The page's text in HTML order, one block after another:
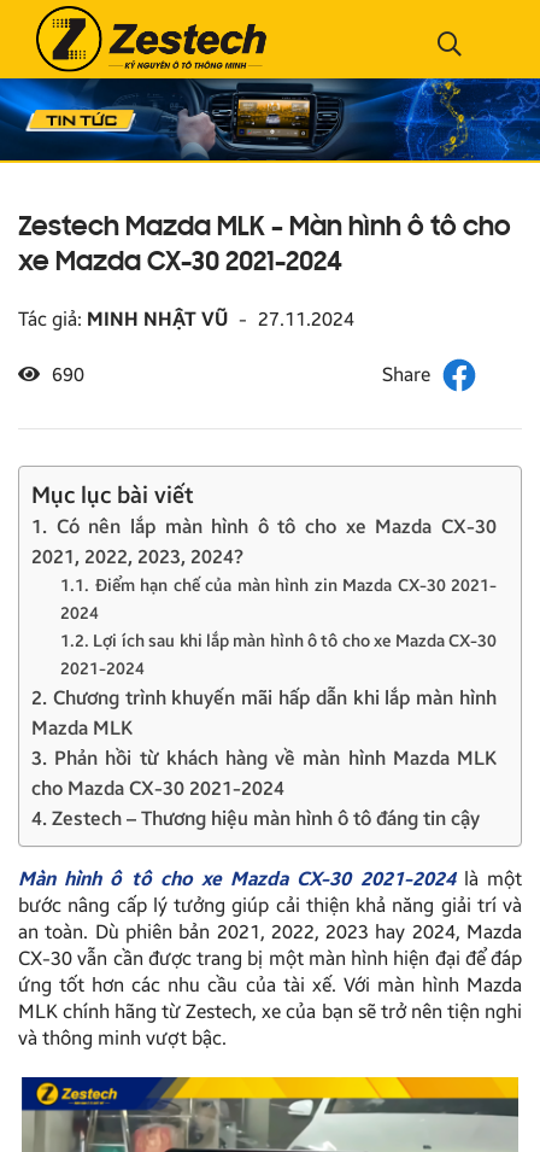
Zestech Mazda MLK – Màn hình ô tô cho
xe Mazda CX-30 2021-2024
Tác giả: MINH NHẬT VŨ - 27.11.2024
690
Mục lục bài viết
1. Có nên lắp màn hình ô tô cho xe Mazda CX-30
2021, 2022, 2023, 2024?
1.1. Điểm hạn chế của màn hình zin Mazda CX-30 2021-
2024
1.2. Lợi ích sau khi lắp màn hình ô tô cho xe Mazda CX-30
2021-2024
2. Chương trình khuyến mãi hấp dẫn khi lắp màn hình
Mazda MLK
3. Phản hồi từ khách hàng về màn hình Mazda MLK
cho Mazda CX-30 2021-2024
4. Zestech – Thương hiệu màn hình ô tô đáng tin cậy
Màn hình ô tô cho xe Mazda CX-30 2021-2024là một
bước nâng cấp lý tưởng giúp cải thiện khả năng giải trí và
an toàn. Dù phiên bản 2021, 2022, 2023 hay 2024, Mazda
CX-30 vẫn cần được trang bị một màn hình hiện đại để đáp
ứng tốt hơn các nhu cầu của tài xế. Với màn hình Mazda
MLK chính hãng từ Zestech, xe của bạn sẽ trở nên tiện nghi
và thông minh vượt bậc.